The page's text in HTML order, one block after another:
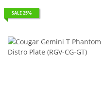
SALE 25%